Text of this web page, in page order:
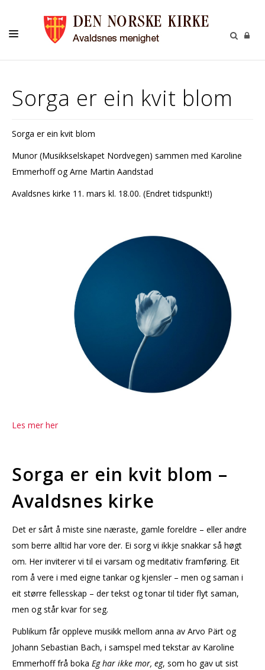
VOKSNE
KULTUR/PILEGRIM
Sorga er ein kvit blom
Sorga er ein kvit blom
Munor (Musikkselskapet Nordvegen) sammen med Karoline
Emmerhoff og Arne Martin Aandstad
Avaldsnes kirke 11. mars kl. 18.00. (Endret tidspunkt!)
Les mer her
Sorga er ein kvit blom –
Avaldsnes kirke
Det er sårt å miste sine næraste, gamle foreldre – eller andre
som berre alltid har vore der. Ei sorg vi ikkje snakkar så høgt
om. Her inviterer vi til ei varsam og meditativ framføring. Eit
rom å vere i med eigne tankar og kjensler – men og saman i
eit større fellesskap – der tekst og tonar til tider flyt saman,
men og står kvar for seg.
Publikum får oppleve musikk mellom anna av Arvo Pärt og
Johann Sebastian Bach, i samspel med tekstar av Karoline
Emmerhoff frå boka Eg har ikke mor, eg, som ho gav ut sist